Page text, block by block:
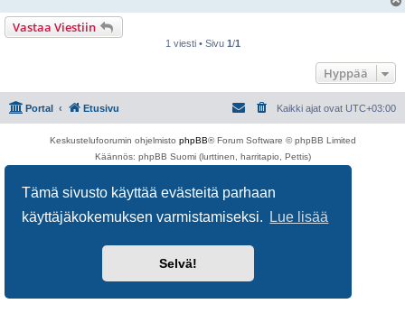
Tämä sivusto käyttää evästeitä parhaan
käyttäjäkokemuksen varmistamiseksi.
Lue lisää
Selvä!
Vastaa Viestiin
1 viesti • Sivu 1/1
Hyppää
Portal Etusivu Kaikki ajat ovat UTC+03:00
Keskustelufoorumin ohjelmisto phpBB® Forum Software © phpBB Limited
Käännös: phpBB Suomi (lurttinen, harritapio, Pettis)